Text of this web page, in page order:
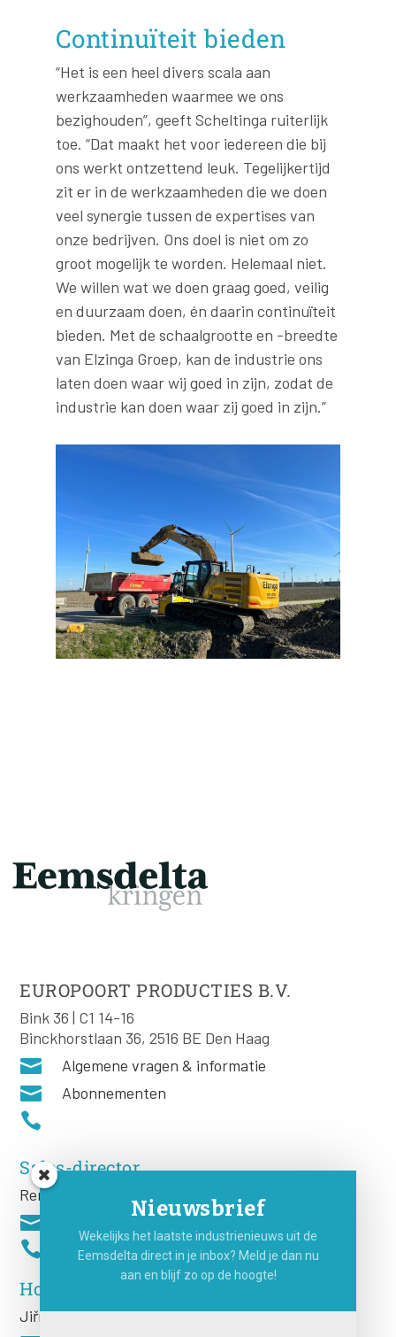
Continuïteit bieden
“Het is een heel divers scala aan
werkzaamheden waarmee we ons
bezighouden”, geeft Scheltinga ruiterlijk
toe. “Dat maakt het voor iedereen die bij
ons werkt ontzettend leuk. Tegelijkertijd
zit er in de werkzaamheden die we doen
veel synergie tussen de expertises van
onze bedrijven. Ons doel is niet om zo
groot mogelijk te worden. Helemaal niet.
We willen wat we doen graag goed, veilig
en duurzaam doen, én daarin continuïteit
bieden. Met de schaalgrootte en -breedte
van Elzinga Groep, kan de industrie ons
laten doen waar wij goed in zijn, zodat de
industrie kan doen waar zij goed in zijn.”
EUROPOORT PRODUCTIES B.V.
Bink 36 | C1 14-16
Binckhorstlaan 36, 2516 BE Den Haag
 Algemene vragen & informatie
 Abonnementen

Sales-director
Remco Rooij


Hoofdredacteur
JiříHartog
Nieuwsbrief
Wekelijks het laatste industrienieuws uit de
Eemsdelta direct in je inbox? Meld je dan nu
aan en blijf zo op de hoogte!